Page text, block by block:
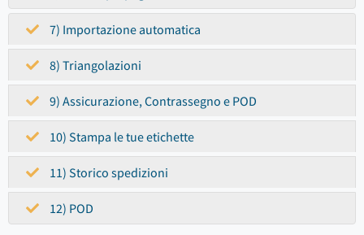
7) Importazione automatica
8) Triangolazioni
9) Assicurazione, Contrassegno e POD
10) Stampa le tue etichette
11) Storico spedizioni
12) POD